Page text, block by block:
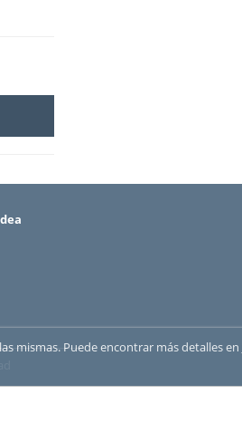
mismas. Puede encontrar más detalles en